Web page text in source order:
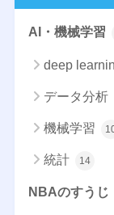
AI・機械学習
deep
データ分析
機械学習
統計 14
NBAのすうじ